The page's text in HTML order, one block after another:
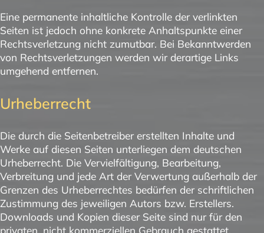
Eine permanente inhaltliche Kontrolle der verlinkten
Seiten ist jedoch ohne konkrete Anhaltspunkte einer
Rechtsverletzung nicht zumutbar. Bei Bekanntwerden
von Rechtsverletzungen werden wir derartige Links
umgehend entfernen.
Urheberrecht
Die durch die Seitenbetreiber erstellten Inhalte und
Werke auf diesen Seiten unterliegen dem deutschen
Urheberrecht. Die Vervielfältigung, Bearbeitung,
Verbreitung und jede Art der Verwertung außerhalb der
Grenzen des Urheberrechtes bedürfen der schriftlichen
Zustimmung des jeweiligen Autors bzw. Erstellers.
Downloads und Kopien dieser Seite sind nur für den
privaten, nicht kommerziellen Gebrauch gestattet.